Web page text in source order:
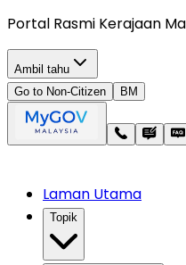
Portal Rasmi Kerajaan
Ambil tahu
Go to Non-Citizen
BM
Laman Utama
Topik